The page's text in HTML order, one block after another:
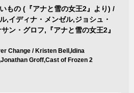
もの (『アナと雪の女王2』より) /
,イディナ・メンゼル,ジョシュ・
ン・グロフ,『アナと雪の女王2』
Change / Kristen Bell,Idina
Groff,Cast of Frozen 2